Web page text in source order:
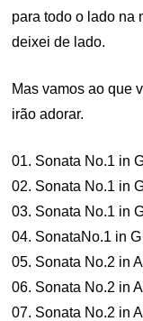
para todo o lado na
deixei de lado.
Mas vamos ao que
irão adorar.
01. Sonata No.1 in
02. Sonata No.1 in
03. Sonata No.1 in
04. SonataNo.1 in
05. Sonata No.2 in
06. Sonata No.2 in
07. Sonata No.2 in